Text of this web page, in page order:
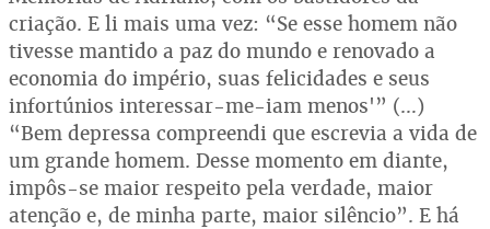
criação. E li mais uma vez: “Se esse homem não
tivesse mantido a paz do mundo e renovado a
economia do império, suas felicidades e seus
infortúnios interessar-me-iam menos'” (…)
“Bem depressa compreendi que escrevia a vida de
um grande homem. Desse momento em diante,
impôs-se maior respeito pela verdade, maior
atenção e, de minha parte, maior silêncio”. E há